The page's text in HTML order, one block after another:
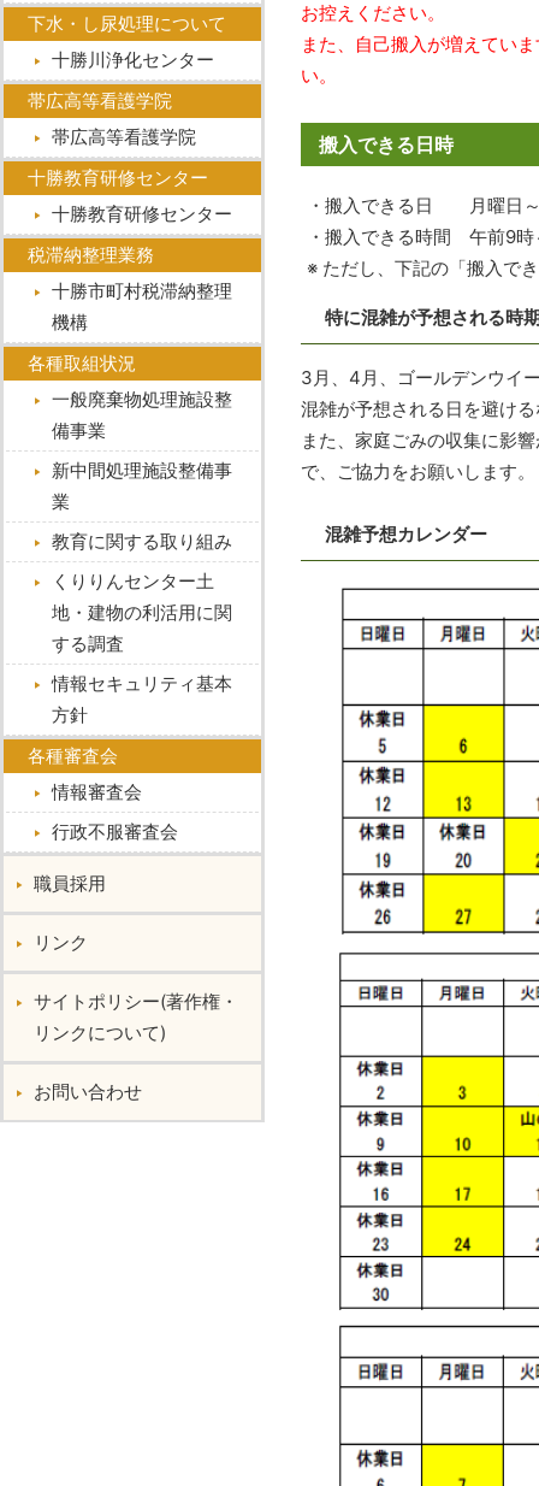
下水・し尿処理について
十勝川浄化センター
帯広高等看護学院
帯広高等看護学院
十勝教育研修センター
十勝教育研修センター
税滞納整理業務
十勝市町村税滞納整理
機構
各種取組状況
一般廃棄物処理施設整
備事業
新中間処理施設整備事
業
教育に関する取り組み
くりりんセンター土
地・建物の利活用に関
する調査
情報セキュリティ基本
方針
各種審査会
情報審査会
行政不服審査会
職員採用
リンク
サイトポリシー(著作権・
リンクについて)
お問い合わせ︎
お控えください。
また、自己搬入が増えてい
い。
搬入できる日時
・搬入できる日 月曜日
・搬入できる時間 午前9時
※ ただし、下記の「搬入で
特に混雑が予想される時
3月、4月、ゴールデンウイ
混雑が予想される日を避け
また、家庭ごみの収集に影
で、ご協力をお願いします。
混雑予想カレンダー